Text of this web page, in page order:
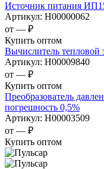
Источник питания
Артикул: Н00000062
от — ₽
Купить оптом
Вычислитель тепловой
Артикул: Н00009840
от — ₽
Купить оптом
Преобразователь
погрешность 0,5%
Артикул: Н00003509
от — ₽
Купить оптом